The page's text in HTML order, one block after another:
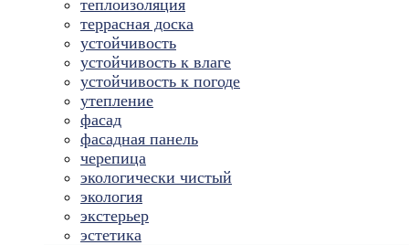
теплоизоляция
террасная доска
устойчивость
устойчивость к влаге
устойчивость к погоде
утепление
фасад
фасадная панель
черепица
экологически чистый
экология
экстерьер
эстетика